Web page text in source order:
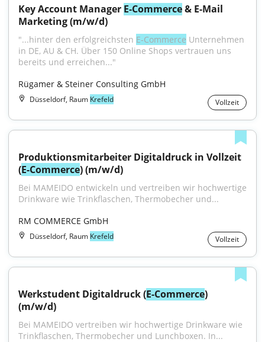
Key Account Manager E-Commerce & E-Mail
Marketing (m/w/d)
"...hinter den erfolgreichsten E-Commerce Unternehmen
in DE, AU & CH. Über 150 Online Shops vertrauen uns
bereits und erreichen..."
Rügamer & Steiner Consulting GmbH
Düsseldorf, Raum Krefeld Vollzeit
Produktionsmitarbeiter Digitaldruck in Vollzeit
(E-Commerce) (m/w/d)
Bei MAMEIDO entwickeln und vertreiben wir hochwertige
Drinkware wie Trinkflaschen, Thermobecher und...
RM COMMERCE GmbH
Düsseldorf, Raum Krefeld Vollzeit
Werkstudent Digitaldruck (E-Commerce)
(m/w/d)
Bei MAMEIDO vertreiben wir hochwertige Drinkware wie
Trinkflaschen, Thermobecher und Lunchboxen. In...